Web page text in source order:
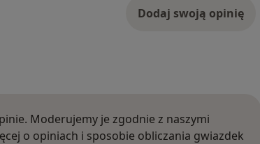
Dodaj swoją opinię
Moderujemy je zgodnie z naszymi
o opiniach i sposobie obliczania gwiazdek